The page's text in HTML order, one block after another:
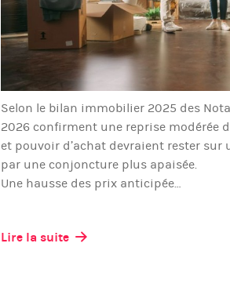
Selon le bilan immobilier 2025 des
2026 confirment une reprise modérée
et pouvoir d’achat devraient rester sur
par une conjoncture plus apaisée.
Une hausse des prix anticipée…
Lire la suite